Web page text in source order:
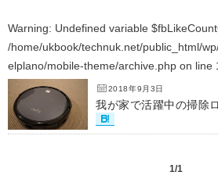
Warning: Undefined variable
/home/ukbook/technuk.net/public_html/
elplano/mobile-theme/archive.php on line
2018年9月3日
我が家で活躍中の掃除
1/1